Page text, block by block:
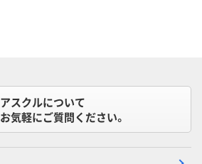
アスクルについて
お気軽にご質問ください。